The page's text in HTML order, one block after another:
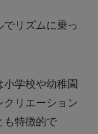
でリズムに乗っ
学校や幼稚園
クリエーション
も特徴的で